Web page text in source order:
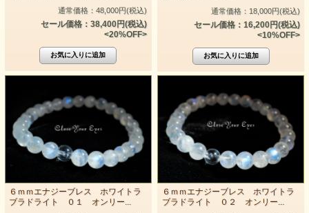
通常価格：48,000円(税込)
セール価格：38,400円(税込)
<20%OFF>
通常価格：18,000円(税込)
セール価格：16,200円(税込)
<10%OFF>
６ｍｍエナジーブレス ホワイトラ
ブラドライト ０１ オンリー...
６ｍｍエナジーブレス ホワイトラ
ブラドライト ０２ オンリー...